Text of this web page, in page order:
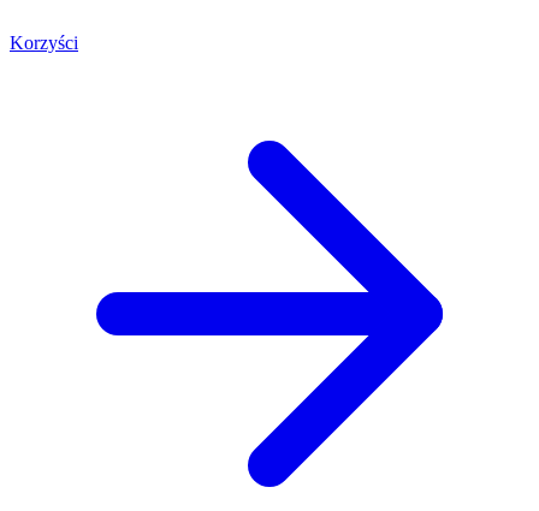
Korzyści